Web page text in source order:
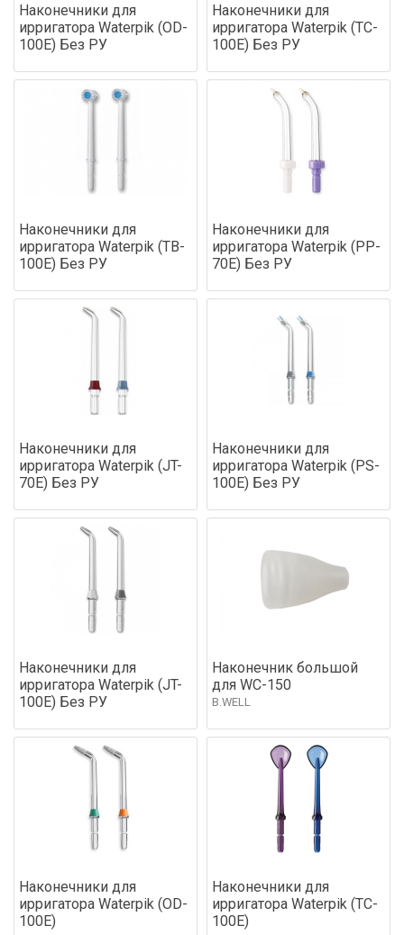
Наконечники для
ирригатора Waterpik (OD-
100E) Без РУ
Наконечники для
ирригатора Waterpik (TC-
100E) Без РУ
Наконечники для
ирригатора Waterpik (TB-
100E) Без РУ
Наконечники для
ирригатора Waterpik (PP-
70E) Без РУ
Наконечники для
ирригатора Waterpik (JT-
70E) Без РУ
Наконечники для
ирригатора Waterpik (PS-
100E) Без РУ
Наконечники для
ирригатора Waterpik (JT-
100E) Без РУ
Наконечник большой
для WC-150
B.WELL
Наконечники для
ирригатора Waterpik (OD-
100E)
Наконечники для
ирригатора Waterpik (TC-
100E)